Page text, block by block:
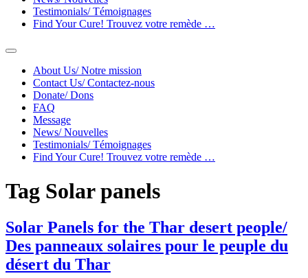
Testimonials/ Témoignages
Find Your Cure! Trouvez votre remède …
Toggle
search
field
About Us/ Notre mission
Contact Us/ Contactez-nous
Donate/ Dons
FAQ
Message
News/ Nouvelles
Testimonials/ Témoignages
Find Your Cure! Trouvez votre remède …
Tag Solar panels
Solar Panels for the Thar desert people/
Des panneaux solaires pour le peuple du
désert du Thar